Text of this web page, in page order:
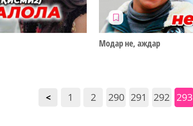
Модар не, аждар
< 1 2 290 291 292 293